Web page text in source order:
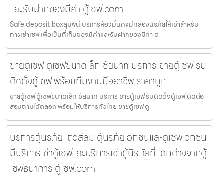
และรับฝากของมีค่า ตู้เซฟ.com
Safe deposit boxลุมพินี บริการห้องมั่นคงมีกล่องนิรภัยให้เช่าสำหรับ
การเช่าเซฟ เพื่อเป็นที่เก็บของมีค่าและรับฝากของมีค่า ต
ขายตู้เซฟ ตู้เซฟขนาดเล็ก ชัยนาท บริการ ขายตู้เซฟ รับ
ติดตั้งตู้เซฟ พร้อมทีมงานมืออาชีพ ราคาถูก
ขายตู้เซฟ ตู้เซฟขนาดเล็ก ชัยนาท บริการ ขายตู้เซฟ รับติดตั้งตู้เซฟ ติดต่อ
สอบถามได้ตลอด พร้อมให้บริการทั่วไทย ขายตู้เซฟ ตู
บริการตู้นิรภัยแถวสีลม ตู้นิรภัยเอกชนและตู้เซฟเอกชน
มีบริการเช่าตู้เซฟและบริการเช่าตู้นิรภัยที่แตกต่างจากตู้
เซฟธนาคาร ตู้เซฟ.com